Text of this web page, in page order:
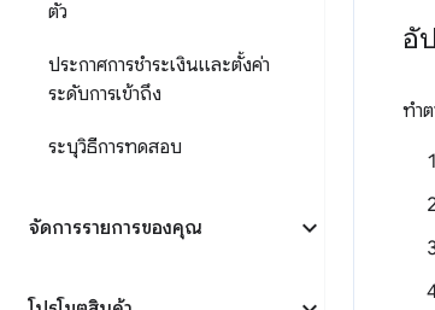
ตัว
ประกาศการชำระเงินและตั้งค่า
ระดับการเข้าถึง
ระบุวิธีการทดสอบ
จัดการรายการของคุณ
อั
ทำ